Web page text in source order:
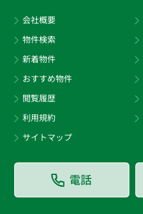
会社概要
物件検索
新着物件
おすすめ物件
閲覧履歴
利用規約
サイトマップ